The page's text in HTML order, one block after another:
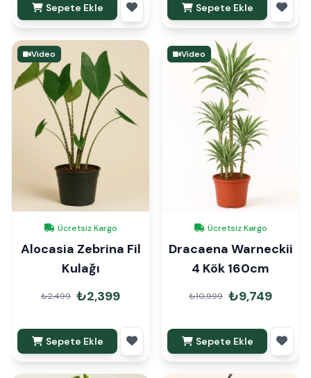
Sepete Ekle Sepete Ekle
Video
Ücretsiz Kargo
Alocasia Zebrina Fil
Kulağı
₺2,499 ₺2,399
Sepete Ekle
Video
Ücretsiz Kargo
Dracaena Warneckii
4 Kök 160cm
₺10,999 ₺9,749
Sepete Ekle